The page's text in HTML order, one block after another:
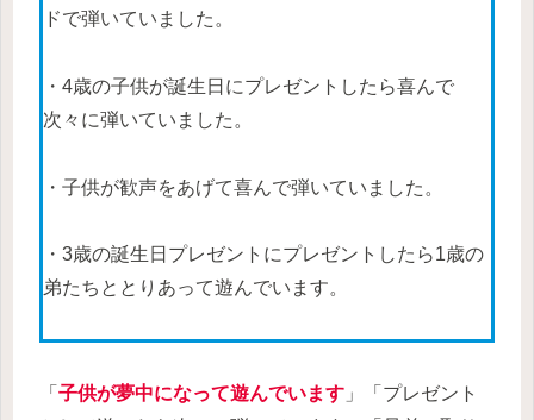
ドで弾いていました。
・4歳の子供が誕生日にプレゼントしたら喜んで
次々に弾いていました。
・子供が歓声をあげて喜んで弾いていました。
・3歳の誕生日プレゼントにプレゼントしたら1歳の
弟たちととりあって遊んでいます。
「 子供が夢中になって遊んでいます 」「プレゼント